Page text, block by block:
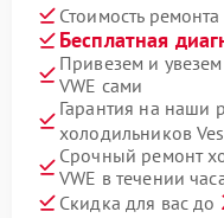
Стоимость ремонта
Бесплатная
Привезем и
VWE сами
Гарантия на наши
холодильников
Срочный ремонт
VWE в течении
Скидка для вас до